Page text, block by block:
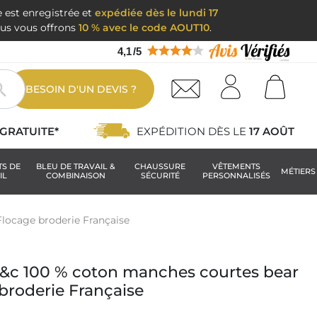
est enregistrée etexpédiée dès le lundi 17
vous offrons 10 % avec le code AOUT10.
4,1/5
BESOIN D'UN DEVIS ?
GRATUITE* EXPÉDITION DÈS LE 17 AOÛT
DE
BLEU DE TRAVAIL &
COMBINAISON
CHAUSSURE
SÉCURITÉ
VÊTEMENTS
PERSONNALISÉS
MÉTIERS
broderie Française
100 % coton manches courtes bear
Française